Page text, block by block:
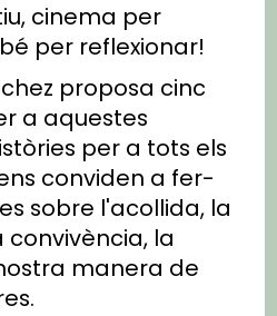
cinema per
per reflexionar!
proposa cinc
a aquestes
per a tots els
conviden a fer-
sobre l'acollida, la
convivència, la
manera de